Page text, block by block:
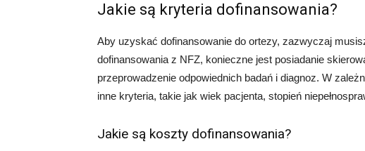
Jakie są kryteria dofinansowania?
Aby uzyskać dofinansowanie do ortezy, zazwyczaj
dofinansowania z NFZ, konieczne jest posiadanie
przeprowadzenie odpowiednich badań i diagnoz. W
inne kryteria, takie jak wiek pacjenta, stopień
Jakie są koszty dofinansowania?